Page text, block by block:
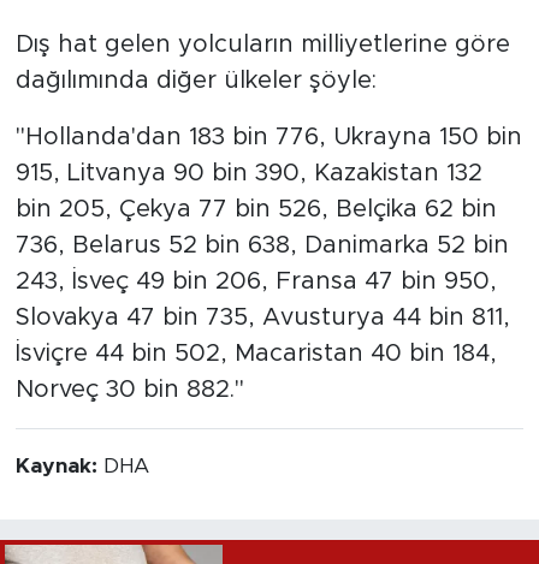
Dış hat gelen yolcuların milliyetlerine göre
dağılımında diğer ülkeler şöyle:
"Hollanda'dan 183 bin 776, Ukrayna 150 bin
915, Litvanya 90 bin 390, Kazakistan 132
bin 205, Çekya 77 bin 526, Belçika 62 bin
736, Belarus 52 bin 638, Danimarka 52 bin
243, İsveç 49 bin 206, Fransa 47 bin 950,
Slovakya 47 bin 735, Avusturya 44 bin 811,
İsviçre 44 bin 502, Macaristan 40 bin 184,
Norveç 30 bin 882."
Kaynak: DHA